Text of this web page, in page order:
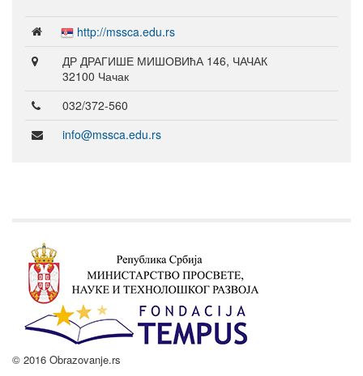
http://mssca.edu.rs
ДР ДРАГИШЕ МИШОВИћА 146, ЧАЧАК
32100 Чачак
032/372-560
info@mssca.edu.rs
© 2016 Obrazovanje.rs